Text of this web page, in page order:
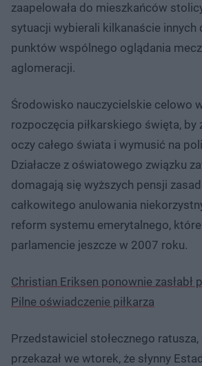
zaapelowała do mieszkańców
sytuacji wybierali kilkanaście innych
punktów wspólnego oglądania
aglomeracji.
Środowisko nauczycielskie celowo
rozpoczęcia piłkarskiego święta, by
oczy całego świata i wymusić na
Działacze z oświatowego związku
domagają się wyższych pensji
całkowitego anulowania
reform systemu emerytalnego,
parlamencie jeszcze w 2007 roku.
Christian Eriksen ponownie zasłabł
Pilne oświadczenie piłkarza
Przedstawiciel stołecznego ratusza,
przekazał we wtorek, że słynny